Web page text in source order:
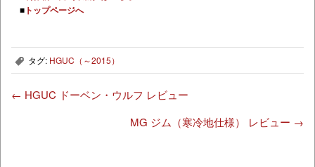
■ トップページへ
, タグ: HGUC（～2015）
← HGUC ドーベン・ウルフ レビュー
MG ジム（寒冷地仕様） レビュー →